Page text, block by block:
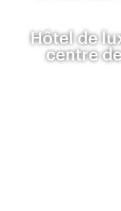
Hôtel de
centre